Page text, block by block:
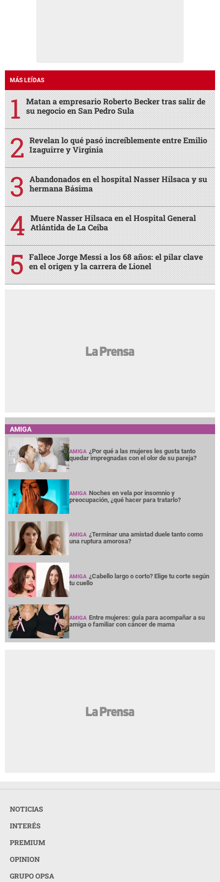
MÁS LEÍDAS
Matan a empresario Roberto Becker tras salir de
su negocio en San Pedro Sula
Revelan lo qué pasó increíblemente entre Emilio
Izaguirre y Virginia
Abandonados en el hospital Nasser Hilsaca y su
hermana Básima
Muere Nasser Hilsaca en el Hospital General
Atlántida de La Ceiba
Fallece Jorge Messi a los 68 años: el pilar clave
en el origen y la carrera de Lionel
AMIGA
AMIGA ¿Por qué a las mujeres les gusta tanto
quedar impregnadas con el olor de su pareja?
AMIGA Noches en vela por insomnio y
preocupación, ¿qué hacer para tratarlo?
AMIGA ¿Terminar una amistad duele tanto como
una ruptura amorosa?
AMIGA ¿Cabello largo o corto? Elige tu corte según
tu cuello
AMIGA Entre mujeres: guía para acompañar a su
amiga o familiar con cáncer de mama
NOTICIAS
INTERÉS
PREMIUM
OPINION
GRUPO OPSA